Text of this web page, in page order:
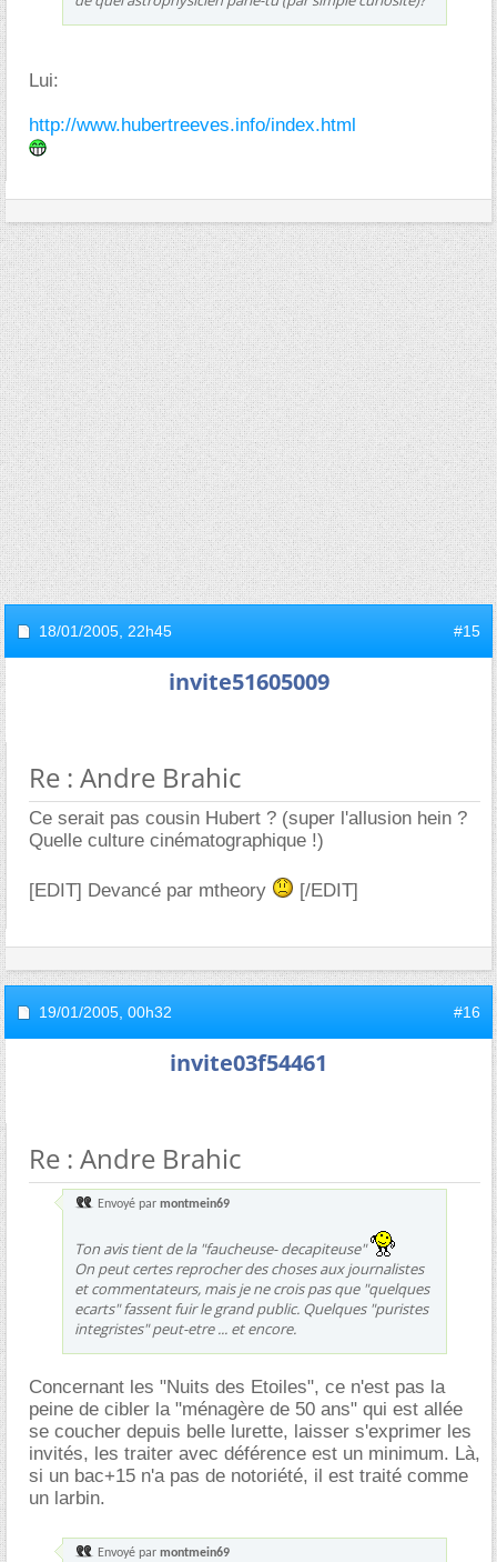
Lui:
http://www.hubertreeves.info/index.html
18/01/2005, 22h45 #15
invite51605009
Re : Andre Brahic
Ce serait pas cousin Hubert ? (super l'allusion hein ?
Quelle culture cinématographique !)
[EDIT] Devancé par mtheory [/EDIT]
19/01/2005, 00h32 #16
invite03f54461
Re : Andre Brahic
Envoyé par montmein69
Ton avis tient de la "faucheuse- decapiteuse"
On peut certes reprocher des choses aux journalistes
et commentateurs, mais je ne crois pas que "quelques
ecarts" fassent fuir le grand public. Quelques "puristes
integristes" peut-etre ... et encore.
Concernant les "Nuits des Etoiles", ce n'est pas la
peine de cibler la "ménagère de 50 ans" qui est allée
se coucher depuis belle lurette, laisser s'exprimer les
invités, les traiter avec déférence est un minimum. Là,
si un bac+15 n'a pas de notoriété, il est traité comme
un larbin.
Envoyé par montmein69